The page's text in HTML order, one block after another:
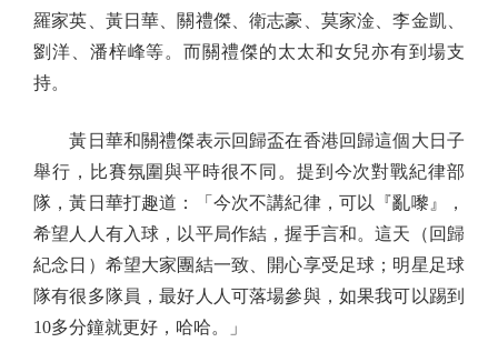
羅家英、黃日華、關禮傑、衛志豪、莫家淦、李金凱、
劉洋、潘梓峰等。而關禮傑的太太和女兒亦有到場支
持。
黃日華和關禮傑表示回歸盃在香港回歸這個大日子
舉行，比賽氛圍與平時很不同。提到今次對戰紀律部
隊，黃日華打趣道：「今次不講紀律，可以『亂嚟』，
希望人人有入球，以平局作結，握手言和。這天（回歸
紀念日）希望大家團結一致、開心享受足球；明星足球
隊有很多隊員，最好人人可落場參與，如果我可以踢到
10多分鐘就更好，哈哈。」